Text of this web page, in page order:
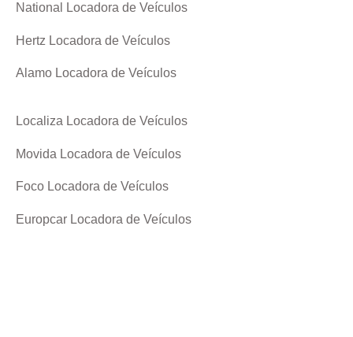
National Locadora de Veículos
Hertz Locadora de Veículos
Alamo Locadora de Veículos
Localiza Locadora de Veículos
Movida Locadora de Veículos
Foco Locadora de Veículos
Europcar Locadora de Veículos